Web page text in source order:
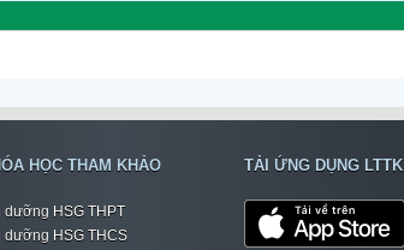
HỌC THAM KHẢO
dưỡng HSG THPT
dưỡng HSG THCS
TẢI ỨNG DỤNG LTTK